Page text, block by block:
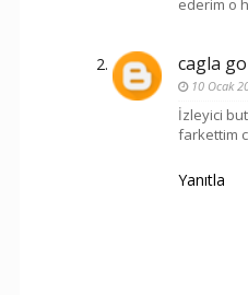
ederim o
cagla
10 Ocak
İzleyici
farkettim
Yanıtla